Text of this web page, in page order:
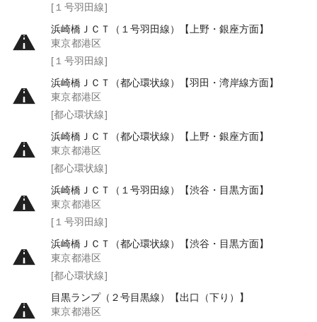
[１号羽田線]
浜崎橋ＪＣＴ（１号羽田線）【上野・銀座方面】
東京都港区
[１号羽田線]
浜崎橋ＪＣＴ（都心環状線）【羽田・湾岸線方面】
東京都港区
[都心環状線]
浜崎橋ＪＣＴ（都心環状線）【上野・銀座方面】
東京都港区
[都心環状線]
浜崎橋ＪＣＴ（１号羽田線）【渋谷・目黒方面】
東京都港区
[１号羽田線]
浜崎橋ＪＣＴ（都心環状線）【渋谷・目黒方面】
東京都港区
[都心環状線]
目黒ランプ（２号目黒線）【出口（下り）】
東京都港区